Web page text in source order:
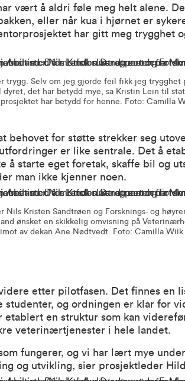
vært å aldri føle meg helt alene.
eller når kua i hjørnet er
har gitt meg trygghet
trygg. Selv om jeg gjorde feil fikk jeg trygghet
det har betydd mye, sa Kristin Lein til
har betydd for henne. Foto: Camilla
behovet for støtte strekker seg
er like sentrale. Det å
starte eget foretak, skaffe bil og
man ikke kjenner noen.
Nils Kristen Sandtrøen og Forsknings- og
ønsket en skikkelig omvisning på
av dekan Ane Nødtvedt. Foto: Camilla Wiik
etter pilotfasen. Det finnes en
studenter, og ordningen er klar for
en struktur som kan
veterinærtjenester i hele landet.
fungerer, og vi har lært mye
og utvikling, sier prosjektleder